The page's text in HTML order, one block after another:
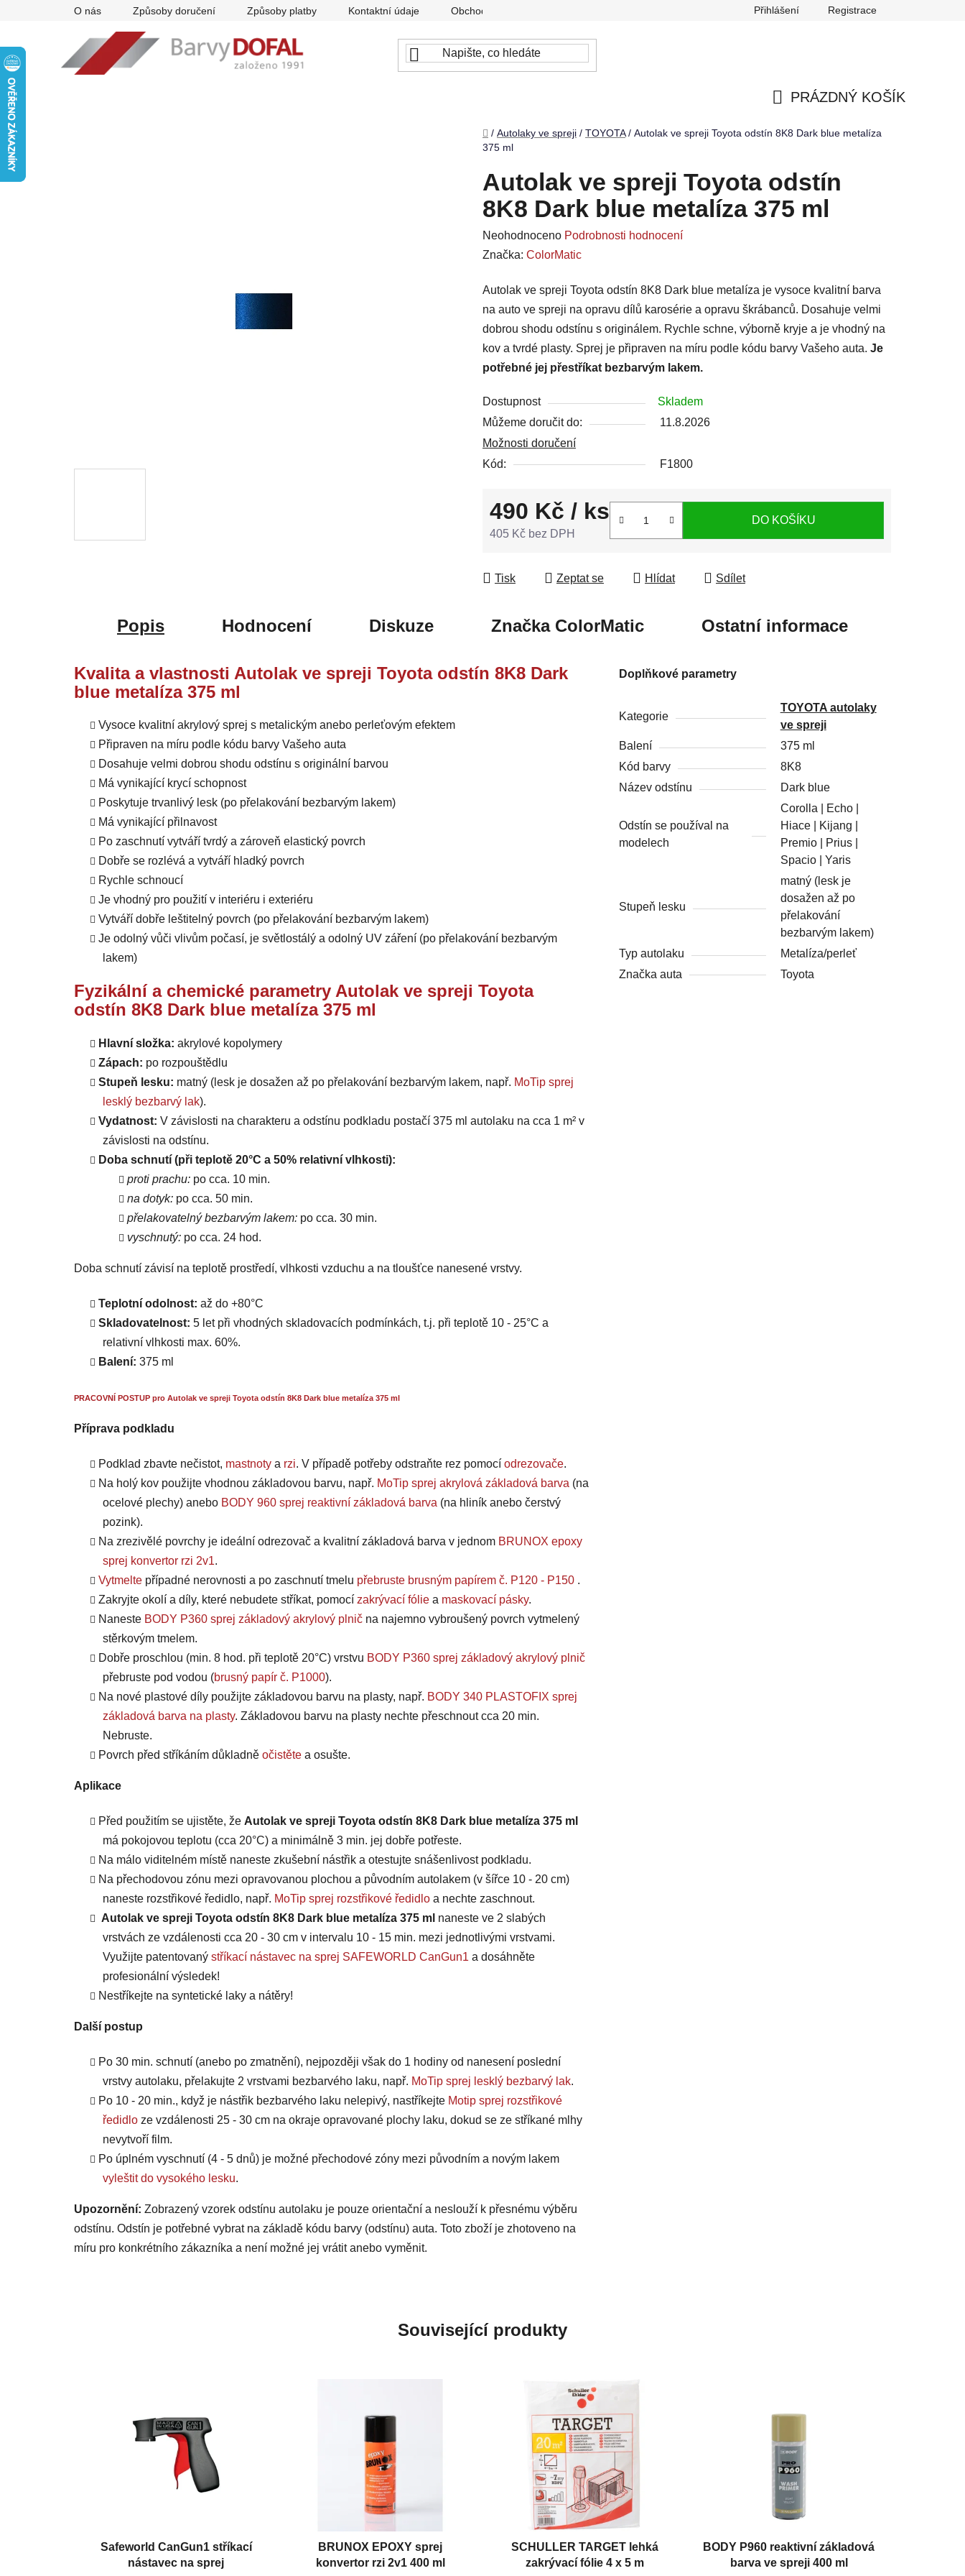
O nás Způsoby doručení Způsoby platby Kontaktní údaje Obchodní podmínky Reklamace Odstoupení od smlouvy
Přihlášení Registrace
PRÁZDNÝ KOŠÍK
Domů
/ Autolaky ve spreji / TOYOTA / Autolak ve spreji Toyota odstín 8K8 Dark blue metalíza
375 ml
Autolak ve spreji Toyota odstín
8K8 Dark blue metalíza 375 ml
Průměrné
hodnocení
je
0,0
z
5
hvězdiček.
Neohodnoceno Podrobnosti hodnocení
Značka: ColorMatic
Autolak ve spreji Toyota odstín 8K8 Dark blue metalíza je vysoce kvalitní barva
na auto ve spreji na opravu dílů karosérie a opravu škrábanců. Dosahuje velmi
dobrou shodu odstínu s originálem. Rychle schne, výborně kryje a je vhodný na
kov a tvrdé plasty. Sprej je připraven na míru podle kódu barvy Vašeho auta. Je
potřebné jej přestříkat bezbarvým lakem.
Dostupnost
Skladem
Můžeme doručit do:
11.8.2026
Možnosti doručení
Kód:
F1800
490 Kč / ks
405 Kč bez DPH
DO KOŠÍKU
Tisk Zeptat se Hlídat Sdílet
Popis Hodnocení Diskuze ZnačkaColorMatic Ostatní informace
Kvalita a vlastnosti Autolak ve spreji Toyota odstín 8K8 Dark
blue metalíza 375 ml
Vysoce kvalitní akrylový sprej s metalickým anebo perleťovým efektem
Připraven na míru podle kódu barvy Vašeho auta
Dosahuje velmi dobrou shodu odstínu s originální barvou
Má vynikající krycí schopnost
Poskytuje trvanlivý lesk (po přelakování bezbarvým lakem)
Má vynikající přilnavost
Po zaschnutí vytváří tvrdý a zároveň elastický povrch
Dobře se rozlévá a vytváří hladký povrch
Rychle schnoucí
Je vhodný pro použití v interiéru i exteriéru
Vytváří dobře leštitelný povrch (po přelakování bezbarvým lakem)
Je odolný vůči vlivům počasí, je světlostálý a odolný UV záření (po přelakování bezbarvým
lakem)
Fyzikální a chemické parametry Autolak ve spreji Toyota
odstín 8K8 Dark blue metalíza 375 ml
Hlavní složka: akrylové kopolymery
Zápach: po rozpouštědlu
Stupeň lesku: matný (lesk je dosažen až po přelakování bezbarvým lakem, např. MoTip sprej
lesklý bezbarvý lak).
Vydatnost: V závislosti na charakteru a odstínu podkladu postačí 375 ml autolaku na cca 1 m² v
závislosti na odstínu.
Doba schnutí (při teplotě 20°C a 50% relativní vlhkosti):
proti prachu: po cca. 10 min.
na dotyk: po cca. 50 min.
přelakovatelný bezbarvým lakem: po cca. 30 min.
vyschnutý: po cca. 24 hod.
Doba schnutí závisí na teplotě prostředí, vlhkosti vzduchu a na tloušťce nanesené vrstvy.
Teplotní odolnost: až do +80°C
Skladovatelnost: 5 let při vhodných skladovacích podmínkách, t.j. při teplotě 10 - 25°C a
relativní vlhkosti max. 60%.
Balení: 375 ml
PRACOVNÍ POSTUP pro Autolak ve spreji Toyota odstín 8K8 Dark blue metalíza 375 ml
Příprava podkladu
Podklad zbavte nečistot, mastnoty a rzi. V případě potřeby odstraňte rez pomocí odrezovače.
Na holý kov použijte vhodnou základovou barvu, např. MoTip sprej akrylová základová barva (na
ocelové plechy) anebo BODY 960 sprej reaktivní základová barva (na hliník anebo čerstvý
pozink).
Na zrezivělé povrchy je ideální odrezovač a kvalitní základová barva v jednom BRUNOX epoxy
sprej konvertor rzi 2v1.
Vytmelte případné nerovnosti a po zaschnutí tmelu přebruste brusným papírem č. P120 - P150 .
Zakryjte okolí a díly, které nebudete stříkat, pomocí zakrývací fólie a maskovací pásky.
Naneste BODY P360 sprej základový akrylový plnič na najemno vybroušený povrch vytmelený
stěrkovým tmelem.
Dobře proschlou (min. 8 hod. při teplotě 20°C) vrstvu BODY P360 sprej základový akrylový plnič
přebruste pod vodou (brusný papír č. P1000).
Na nové plastové díly použijte základovou barvu na plasty, např. BODY 340 PLASTOFIX sprej
základová barva na plasty. Základovou barvu na plasty nechte přeschnout cca 20 min.
Nebruste.
Povrch před stříkáním důkladně očistěte a osušte.
Aplikace
Před použitím se ujistěte, že Autolak ve spreji Toyota odstín 8K8 Dark blue metalíza 375 ml
má pokojovou teplotu (cca 20°C) a minimálně 3 min. jej dobře potřeste.
Na málo viditelném místě naneste zkušební nástřik a otestujte snášenlivost podkladu.
Na přechodovou zónu mezi opravovanou plochou a původním autolakem (v šířce 10 - 20 cm)
naneste rozstřikové ředidlo, např. MoTip sprej rozstřikové ředidlo a nechte zaschnout.
Autolak ve spreji Toyota odstín 8K8 Dark blue metalíza 375 ml naneste ve 2 slabých
vrstvách ze vzdálenosti cca 20 - 30 cm v intervalu 10 - 15 min. mezi jednotlivými vrstvami.
Využijte patentovaný stříkací nástavec na sprej SAFEWORLD CanGun1 a dosáhněte
profesionální výsledek!
Nestříkejte na syntetické laky a nátěry!
Další postup
Po 30 min. schnutí (anebo po zmatnění), nejpozději však do 1 hodiny od nanesení poslední
vrstvy autolaku, přelakujte 2 vrstvami bezbarvého laku, např. MoTip sprej lesklý bezbarvý lak.
Po 10 - 20 min., když je nástřik bezbarvého laku nelepivý, nastříkejte Motip sprej rozstřikové
ředidlo ze vzdálenosti 25 - 30 cm na okraje opravované plochy laku, dokud se ze stříkané mlhy
nevytvoří film.
Po úplném vyschnutí (4 - 5 dnů) je možné přechodové zóny mezi původním a novým lakem
vyleštit do vysokého lesku.
Upozornění: Zobrazený vzorek odstínu autolaku je pouze orientační a neslouží k přesnému výběru
odstínu. Odstín je potřebné vybrat na základě kódu barvy (odstínu) auta. Toto zboží je zhotoveno na
míru pro konkrétního zákazníka a není možné jej vrátit anebo vyměnit.
Doplňkové parametry
Kategorie
TOYOTA autolaky
ve spreji
Balení
375 ml
Kód barvy
8K8
Název odstínu
Dark blue
Odstín se používal na
modelech
Corolla | Echo |
Hiace | Kijang |
Premio | Prius |
Spacio | Yaris
Stupeň lesku
matný (lesk je
dosažen až po
přelakování
bezbarvým lakem)
Typ autolaku
Metalíza/perleť
Značka auta
Toyota
Související produkty
Safeworld CanGun1 stříkací
nástavec na sprej
BRUNOX EPOXY sprej
konvertor rzi 2v1 400 ml
SCHULLER TARGET lehká
zakrývací fólie 4 x 5 m
BODY P960 reaktivní základová
barva ve spreji 400 ml